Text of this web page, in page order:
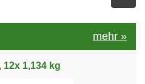
mehr »
12x 1,134 kg